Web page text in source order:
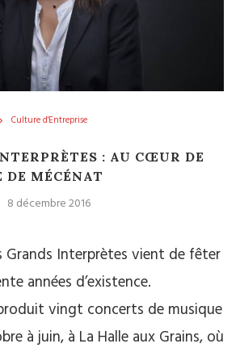
Culture d'Entreprise
: AU CŒUR DE
DE MÉCÉNAT
8 décembre 2016
Grands Interprètes vient de fêter
années d’existence.
vingt concerts de musique
à juin, à La Halle aux Grains, où